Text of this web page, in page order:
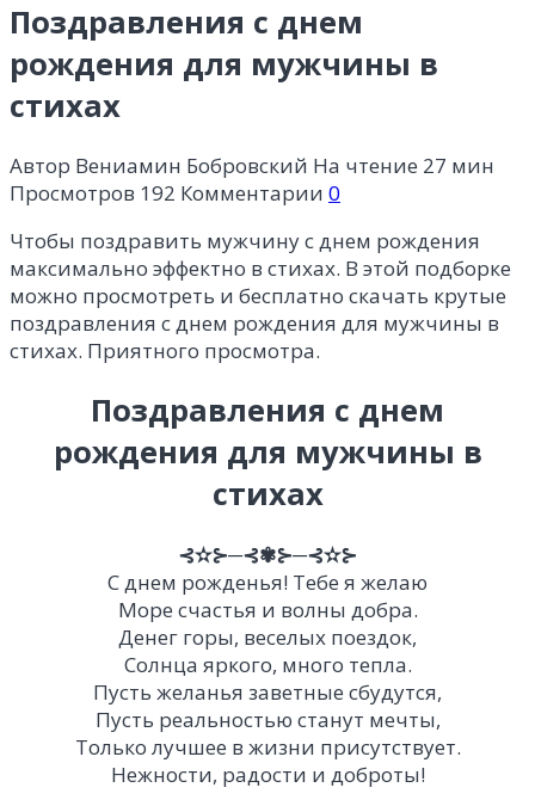
Поздравления с днем
рождения для мужчины в
стихах
Автор Вениамин Бобровский На чтение 27 мин
Просмотров 192 Комментарии 0
Чтобы поздравить мужчину с днем рождения
максимально эффектно в стихах. В этой подборке
можно просмотреть и бесплатно скачать крутые
поздравления с днем рождения для мужчины в
стихах. Приятного просмотра.
Поздравления с днем
рождения для мужчины в
стихах
⊰✫⊱─⊰✾⊱─⊰✫⊱
С днем рожденья! Тебе я желаю
Море счастья и волны добра.
Денег горы, веселых поездок,
Солнца яркого, много тепла.
Пусть желанья заветные сбудутся,
Пусть реальностью станут мечты,
Только лучшее в жизни присутствует.
Нежности, радости и доброты!